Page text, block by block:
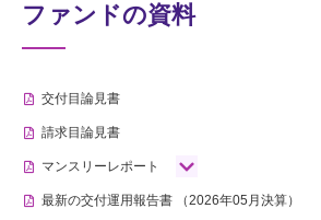
ファンドの資料
交付目論見書
請求目論見書
マンスリーレポート
最新の交付運用報告書 （2026年05月決算）